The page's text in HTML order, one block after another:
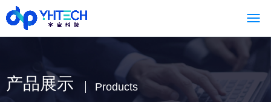
产品展示 Products